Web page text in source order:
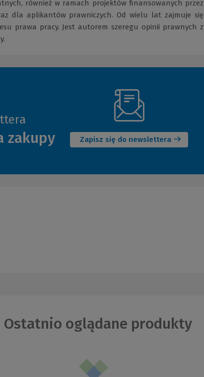
również w ramach projektów finansowanych przez
dla aplikantów prawniczych. Od wielu lat zajmuje się
prawa pracy. Jest autorem szeregu opinii prawnych z
zakupy Zapisz się do newslettera
okno)
Ostatnio oglądane produkty